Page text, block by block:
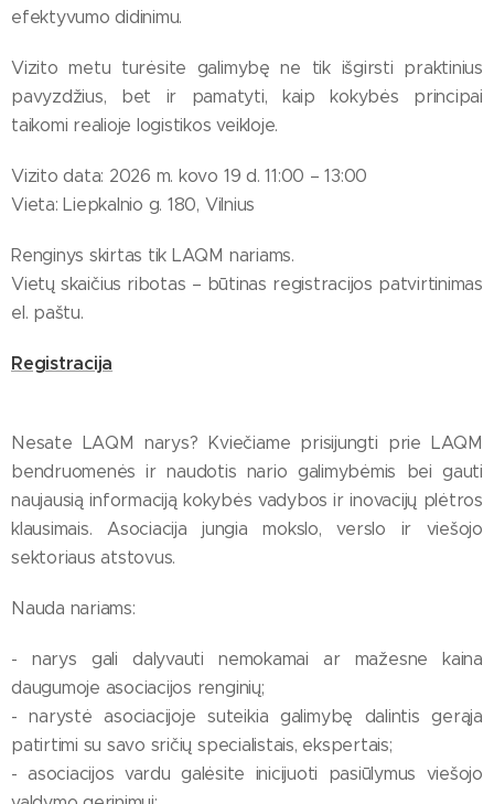
efektyvumo didinimu.
Vizito metu turėsite galimybę ne tik išgirsti praktinius
pavyzdžius, bet ir pamatyti, kaip kokybės principai
taikomi realioje logistikos veikloje.
Vizito data: 2026 m. kovo 19 d. 11:00 – 13:00
Vieta: Liepkalnio g. 180, Vilnius
Renginys skirtas tik LAQM nariams.
Vietų skaičius ribotas – būtinas registracijos patvirtinimas
el. paštu.
Registracija
Nesate LAQM narys? Kviečiame prisijungti prie LAQM
bendruomenės ir naudotis nario galimybėmis bei gauti
naujausią informaciją kokybės vadybos ir inovacijų plėtros
klausimais. Asociacija jungia mokslo, verslo ir viešojo
sektoriaus atstovus.
Nauda nariams:
- narys gali dalyvauti nemokamai ar mažesne kaina
daugumoje asociacijos renginių;
- narystė asociacijoje suteikia galimybę dalintis gerąja
patirtimi su savo sričių specialistais, ekspertais;
- asociacijos vardu galėsite inicijuoti pasiūlymus viešojo